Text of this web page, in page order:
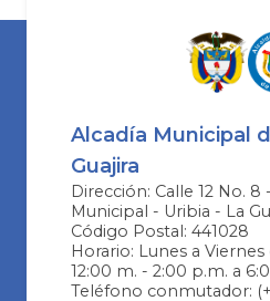
Alcadía Municipal
Guajira
Dirección: Calle 12 No. 8
Municipal - Uribia - La
Código Postal: 441028
Horario: Lunes a Viernes
12:00 m. - 2:00 p.m. a
Teléfono conmutador: